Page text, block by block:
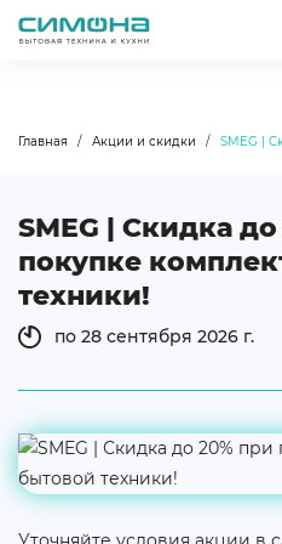
РАСПРОДАЖА
Главная Акции и скидки SMEG |
SMEG | Скидка
покупке
техники!
по 28 сентября 2026 г.